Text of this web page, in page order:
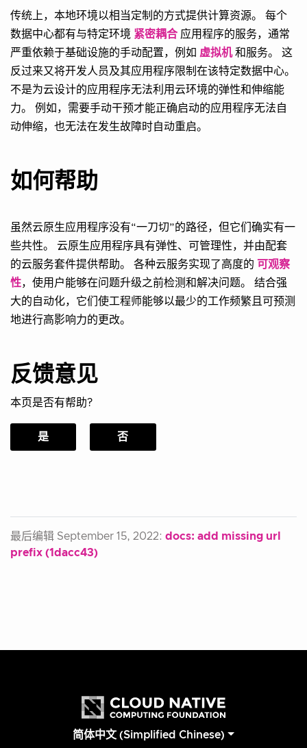
传统上，本地环境以相当定制的方式提供计算资源。 每个
数据中心都有与特定环境 紧密耦合 应用程序的服务，通常
严重依赖于基础设施的手动配置，例如 虚拟机和服务。 这
反过来又将开发人员及其应用程序限制在该特定数据中心。
不是为云设计的应用程序无法利用云环境的弹性和伸缩能
力。 例如，需要手动干预才能正确启动的应用程序无法自
动伸缩，也无法在发生故障时自动重启。
如何帮助
虽然云原生应用程序没有“一刀切”的路径，但它们确实有一
些共性。 云原生应用程序具有弹性、可管理性，并由配套
的云服务套件提供帮助。 各种云服务实现了高度的 可观察
性，使用户能够在问题升级之前检测和解决问题。 结合强
大的自动化，它们使工程师能够以最少的工作频繁且可预测
地进行高影响力的更改。
反馈意见
本页是否有帮助?
是 否
最后编辑 September 15, 2022: docs: add missing url
prefix (1dacc43)
简体中文 (Simplified Chinese)